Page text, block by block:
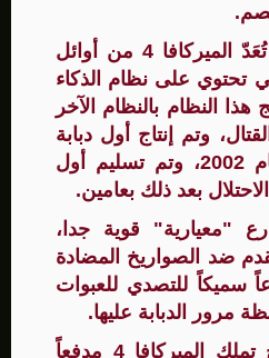
1 - دبابة ميركافا 4: تُعَدّ الميركافا 4 من أوائل
تحتوي على نظام الذكاء
النظام بالنظام الآخر
وتم إنتاج أول دبابة
من هذا النوع في عام 2002، وتم تسليم أول
بعد ذلك بعامين.
"معيارية" قوية جدا،
ضد الصواريخ المضادة
سميكاً للتصدي للعبوات
مرور الدبابة عليها.
على مستوى التسليح تملك الميركافا 4 مدفعاً